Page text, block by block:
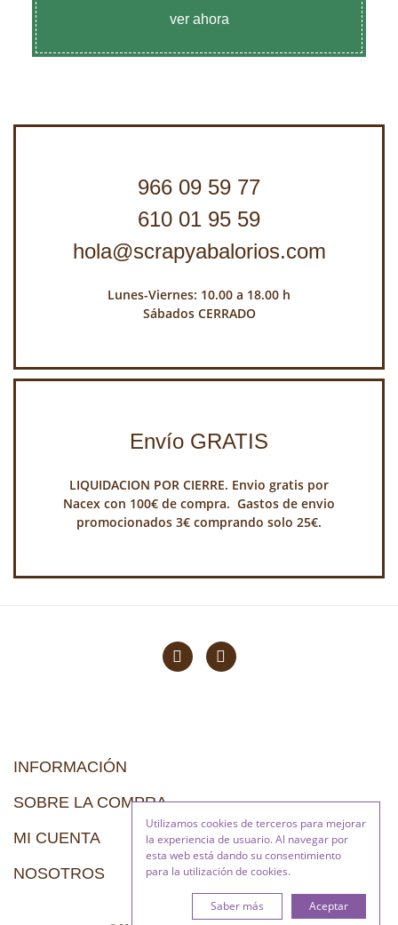
Utilizamos cookies de terceros para mejorar
la experiencia de usuario. Al navegar por
esta web está dando su consentimiento
para la utilización de cookies.
Aceptar
Saber más
ver ahora
966 09 59 77
610 01 95 59
hola@scrapyabalorios.com
Lunes-Viernes: 10.00 a 18.00 h
Sábados CERRADO
Envío GRATIS
LIQUIDACION POR CIERRE. Envio gratis por
Nacex con 100€ de compra. Gastos de envio
promocionados 3€ comprando solo 25€.
INFORMACIÓN
SOBRE LA COMPRA
MI CUENTA
NOSOTROS